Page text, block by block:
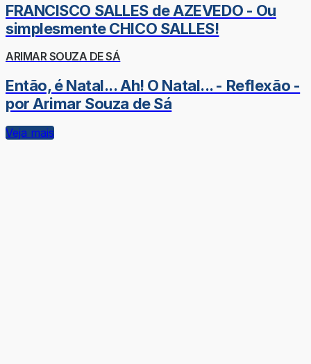
FRANCISCO SALLES de AZEVEDO - Ou
simplesmente CHICO SALLES!
ARIMAR SOUZA DE SÁ
Então, é Natal... Ah! O Natal... - Reflexão -
por Arimar Souza de Sá
Veja mais